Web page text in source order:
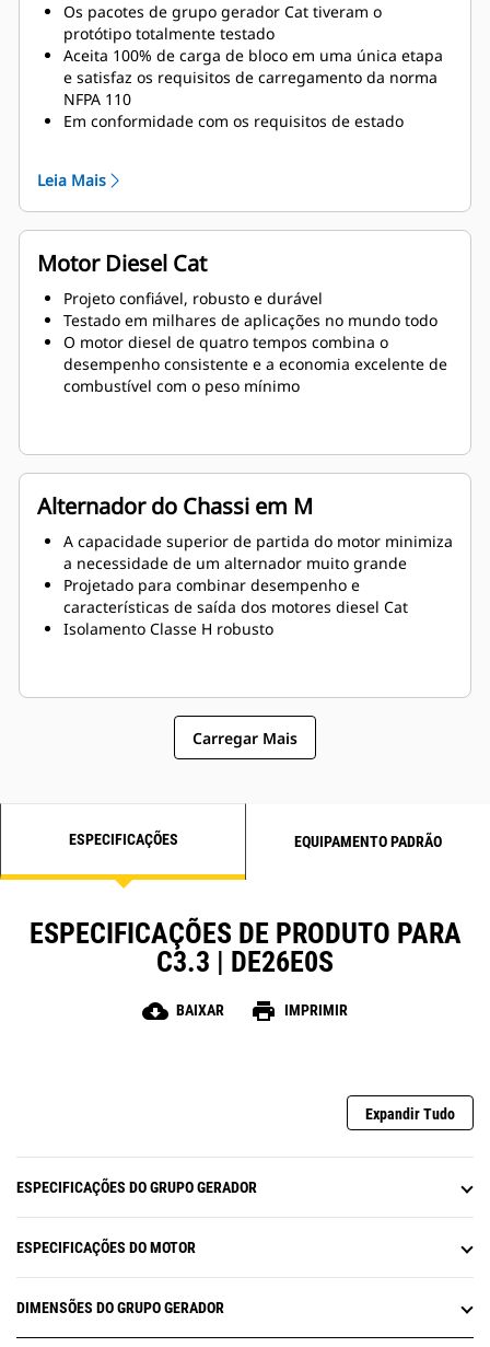
Os pacotes de grupo gerador Cat tiveram o
protótipo totalmente testado
Aceita 100% de carga de bloco em uma única etapa
e satisfaz os requisitos de carregamento da norma
NFPA 110
Em conformidade com os requisitos de estado
Leia Mais
Motor Diesel Cat
Projeto confiável, robusto e durável
Testado em milhares de aplicações no mundo todo
O motor diesel de quatro tempos combina o
desempenho consistente e a economia excelente de
combustível com o peso mínimo
Alternador do Chassi em M
A capacidade superior de partida do motor minimiza
a necessidade de um alternador muito grande
Projetado para combinar desempenho e
características de saída dos motores diesel Cat
Isolamento Classe H robusto
Carregar Mais
ESPECIFICAÇÕES EQUIPAMENTO PADRÃO
ESPECIFICAÇÕES DE PRODUTO PARA
C3.3 | DE26E0S
cloud_download BAIXAR print IMPRIMIR
Expandir Tudo
ESPECIFICAÇÕES DO GRUPO GERADOR
ESPECIFICAÇÕES DO MOTOR
DIMENSÕES DO GRUPO GERADOR